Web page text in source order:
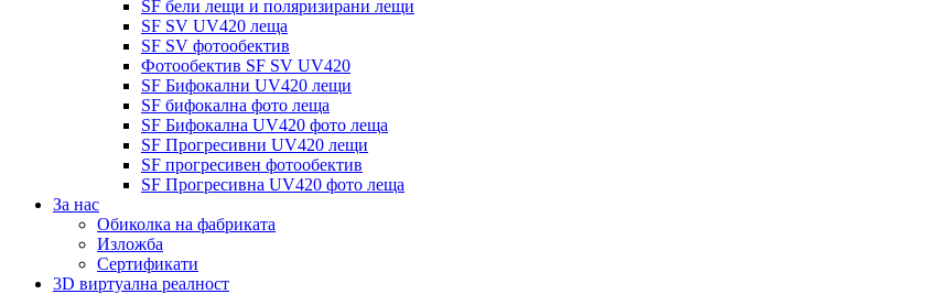
SF бели лещи и поляризирани лещи
SF SV UV420 леща
SF SV фотообектив
Фотообектив SF SV UV420
SF Бифокални UV420 лещи
SF бифокална фото леща
SF Бифокална UV420 фото леща
SF Прогресивни UV420 лещи
SF прогресивен фотообектив
SF Прогресивна UV420 фото леща
За нас
Обиколка на фабриката
Изложба
Сертификати
3D виртуална реалност